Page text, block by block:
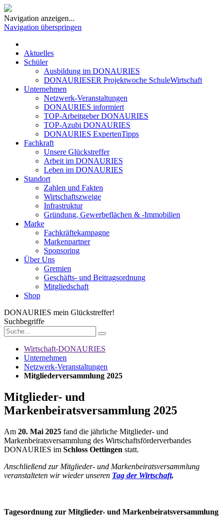
Navigation anzeigen...
Navigation überspringen
Aktuelles
Schüler
Ausbildung im DONAURIES
DONAURIESER Projektwoche SchuleWirtschaft
Unternehmen
Netzwerk-Veranstaltungen
DONAURIES informiert
TOP-Arbeitgeber DONAURIES
TOP-Azubi DONAURIES
DONAURIES ExpertenTipps
Fachkraft
Unsere Glückstreffer
Arbeit im DONAURIES
Leben im DONAURIES
Standort
Zahlen und Fakten
Wirtschaftszweige
Infrastruktur
Gründung, Gewerbeflächen & -Immobilien
Marke
Fachkräftekampagne
Markenpartner
Sponsoring
Über Uns
Gremien
Geschäfts- und Beitragsordnung
Mitgliedschaft
Shop
DONAURIES mein Glückstreffer!
Suchbegriffe
Wirtschaft-DONAURIES
Unternehmen
Netzwerk-Veranstaltungen
Mitgliederversammlung 2025
Mitglieder- und
Markenbeiratsversammlung 2025
Am 20. Mai 2025 fand die jährliche Mitglieder- und
Markenbeiratsversammlung des Wirtschaftsförderverbandes
DONAURIES im Schloss Oettingen statt.
Anschließend zur Mitglieder- und Markenbeiratsversammlung
veranstalteten wir wieder unseren Tag der Wirtschaft.
Tagesordnung zur Mitglieder- und Markenbeiratsversammlung